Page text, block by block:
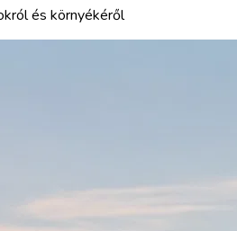
és környékéről